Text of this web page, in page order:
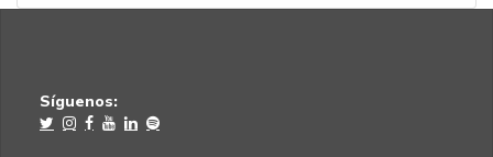
Síguenos: